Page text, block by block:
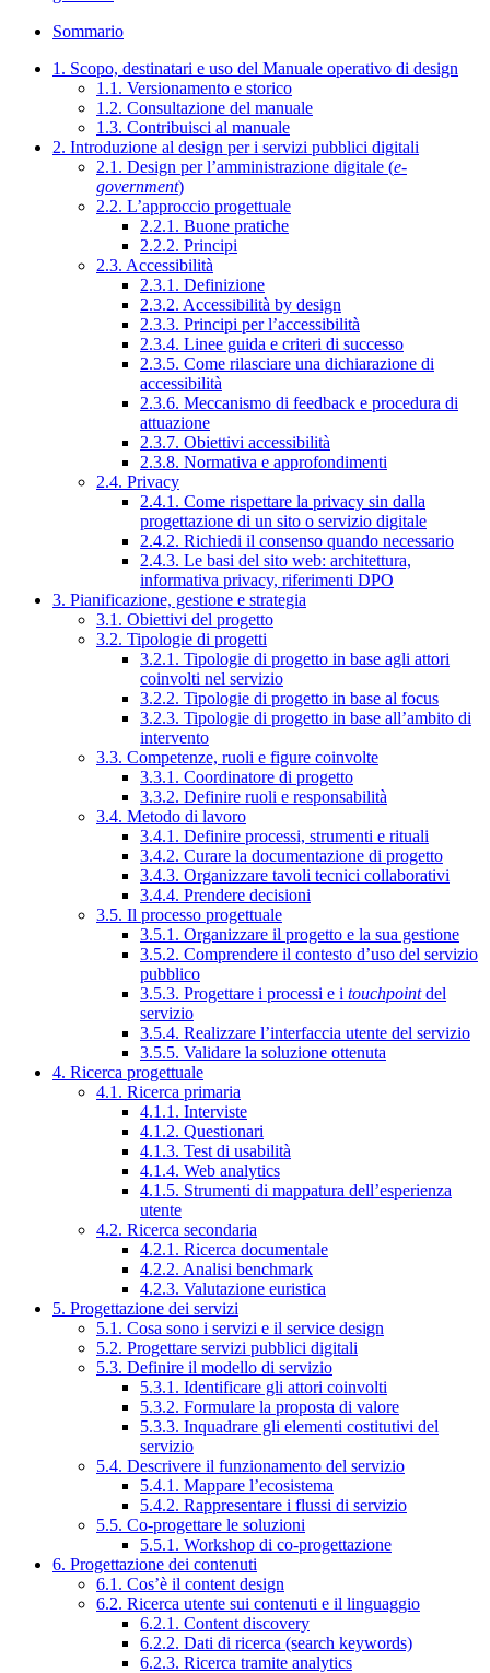
Sommario
1. Scopo, destinatari e uso del Manuale operativo di design
1.1. Versionamento e storico
1.2. Consultazione del manuale
1.3. Contribuisci al manuale
2. Introduzione al design per i servizi pubblici digitali
2.1. Design per l’amministrazione digitale (e-
government)
2.2. L’approccio progettuale
2.2.1. Buone pratiche
2.2.2. Principi
2.3. Accessibilità
2.3.1. Definizione
2.3.2. Accessibilità by design
2.3.3. Principi per l’accessibilità
2.3.4. Linee guida e criteri di successo
2.3.5. Come rilasciare una dichiarazione di
accessibilità
2.3.6. Meccanismo di feedback e procedura di
attuazione
2.3.7. Obiettivi accessibilità
2.3.8. Normativa e approfondimenti
2.4. Privacy
2.4.1. Come rispettare la privacy sin dalla
progettazione di un sito o servizio digitale
2.4.2. Richiedi il consenso quando necessario
2.4.3. Le basi del sito web: architettura,
informativa privacy, riferimenti DPO
3. Pianificazione, gestione e strategia
3.1. Obiettivi del progetto
3.2. Tipologie di progetti
3.2.1. Tipologie di progetto in base agli attori
coinvolti nel servizio
3.2.2. Tipologie di progetto in base al focus
3.2.3. Tipologie di progetto in base all’ambito di
intervento
3.3. Competenze, ruoli e figure coinvolte
3.3.1. Coordinatore di progetto
3.3.2. Definire ruoli e responsabilità
3.4. Metodo di lavoro
3.4.1. Definire processi, strumenti e rituali
3.4.2. Curare la documentazione di progetto
3.4.3. Organizzare tavoli tecnici collaborativi
3.4.4. Prendere decisioni
3.5. Il processo progettuale
3.5.1. Organizzare il progetto e la sua gestione
3.5.2. Comprendere il contesto d’uso del servizio
pubblico
3.5.3. Progettare i processi e i touchpointdel
servizio
3.5.4. Realizzare l’interfaccia utente del servizio
3.5.5. Validare la soluzione ottenuta
4. Ricerca progettuale
4.1. Ricerca primaria
4.1.1. Interviste
4.1.2. Questionari
4.1.3. Test di usabilità
4.1.4. Web analytics
4.1.5. Strumenti di mappatura dell’esperienza
utente
4.2. Ricerca secondaria
4.2.1. Ricerca documentale
4.2.2. Analisi benchmark
4.2.3. Valutazione euristica
5. Progettazione dei servizi
5.1. Cosa sono i servizi e il service design
5.2. Progettare servizi pubblici digitali
5.3. Definire il modello di servizio
5.3.1. Identificare gli attori coinvolti
5.3.2. Formulare la proposta di valore
5.3.3. Inquadrare gli elementi costitutivi del
servizio
5.4. Descrivere il funzionamento del servizio
5.4.1. Mappare l’ecosistema
5.4.2. Rappresentare i flussi di servizio
5.5. Co-progettare le soluzioni
5.5.1. Workshop di co-progettazione
6. Progettazione dei contenuti
6.1. Cos’è il content design
6.2. Ricerca utente sui contenuti e il linguaggio
6.2.1. Content discovery
6.2.2. Dati di ricerca (search keywords)
6.2.3. Ricerca tramite analytics